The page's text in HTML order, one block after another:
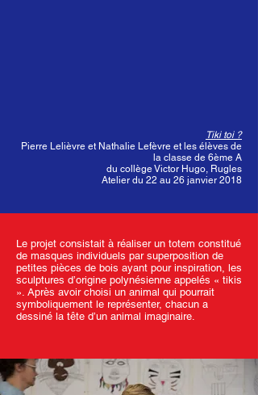
Tiki toi ?
Pierre Lelièvre et Nathalie Lefèvre et les élèves de
la classe de 6ème A
du collège Victor Hugo, Rugles
Atelier du 22 au 26 janvier 2018
Le projet consistait à réaliser un totem constitué
de masques individuels par superposition de
petites pièces de bois ayant pour inspiration, les
sculptures d’origine polynésienne appelés « tikis
». Après avoir choisi un animal qui pourrait
symboliquement le représenter, chacun a
dessiné la tête d’un animal imaginaire.